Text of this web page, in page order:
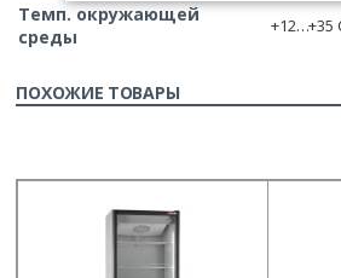
Темп. окружающей
среды
+12…+35
ПОХОЖИЕ ТОВАРЫ